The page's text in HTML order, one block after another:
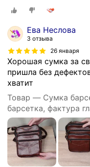
Ева Неслова
3 отзыва
26 января
Хорошая сумка за
пришла без
хватит
Товар — Сумка
барсетка, фактура